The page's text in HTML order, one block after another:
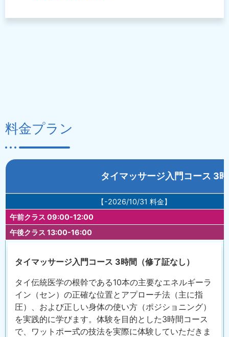
料金プラン
タイマッサージ入門コース 3
【-2026/10/31 料金】
午前クラス 09:00-12:00
午後クラス 13:00-16:00
タイマッサージ入門コース 3時間（修了証なし）
タイ伝統医学の根幹である10本の主要なエネルギーラ
イン（セン）の正確な位置とアプローチ法（主に指
圧）、および正しい身体の使い方（ポジショニング）
を実践的に学びます。体験を目的とした3時間コース
で、ワットポー式の技法を実際に体験していただきま